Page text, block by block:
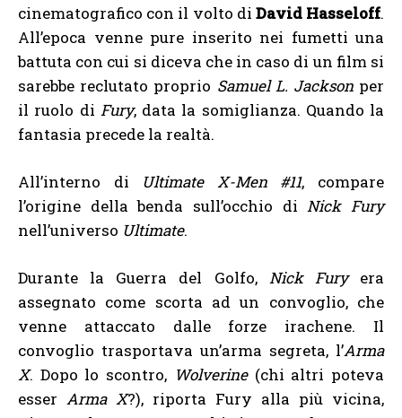
cinematografico con il volto di David Hasseloff.
All’epoca venne pure inserito nei fumetti una
battuta con cui si diceva che in caso di un film si
sarebbe reclutato proprio Samuel L. Jacksonper
il ruolo di Fury, data la somiglianza. Quando la
fantasia precede la realtà.
All’interno di Ultimate X-Men #11, compare
l’origine della benda sull’occhio di Nick Fury
nell’universo Ultimate.
Durante la Guerra del Golfo, Nick Furyera
assegnato come scorta ad un convoglio, che
venne attaccato dalle forze irachene. Il
convoglio trasportava un’arma segreta, l’Arma
X. Dopo lo scontro, Wolverine(chi altri poteva
esser Arma X?), riporta Fury alla più vicina,